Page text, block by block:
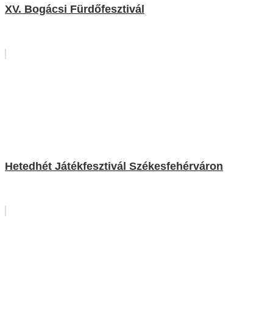
XV. Bogácsi Fürdőfesztivál
Hetedhét Játékfesztivál Székesfehérváron